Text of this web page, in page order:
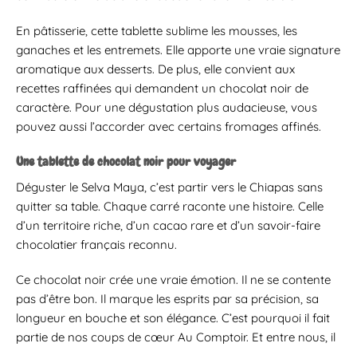
En pâtisserie, cette tablette sublime les mousses, les
ganaches et les entremets. Elle apporte une vraie signature
aromatique aux desserts. De plus, elle convient aux
recettes raffinées qui demandent un chocolat noir de
caractère. Pour une dégustation plus audacieuse, vous
pouvez aussi l’accorder avec certains fromages affinés.
Une tablette de chocolat noir pour voyager
Déguster le Selva Maya, c’est partir vers le Chiapas sans
quitter sa table. Chaque carré raconte une histoire. Celle
d’un territoire riche, d’un cacao rare et d’un savoir-faire
chocolatier français reconnu.
Ce chocolat noir crée une vraie émotion. Il ne se contente
pas d’être bon. Il marque les esprits par sa précision, sa
longueur en bouche et son élégance. C’est pourquoi il fait
partie de nos coups de cœur Au Comptoir. Et entre nous, il